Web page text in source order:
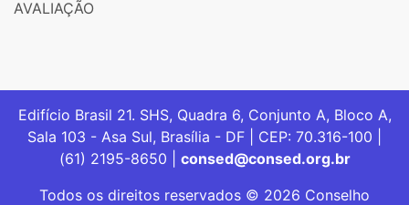
AVALIAÇÃO
Edifício Brasil 21. SHS, Quadra 6, Conjunto A, Bloco A,
Sala 103 - Asa Sul, Brasília - DF | CEP: 70.316-100 |
(61) 2195-8650 | consed@consed.org.br
Todos os direitos reservados © 2026 Conselho